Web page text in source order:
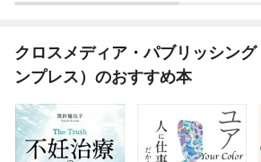
クロスメディア・パブリッシング
ンプレス）のおすすめ本